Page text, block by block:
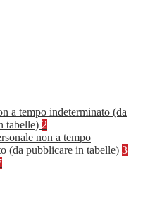
a tempo indeterminato (da
tabelle) 2
non a tempo
(da pubblicare in tabelle) 3